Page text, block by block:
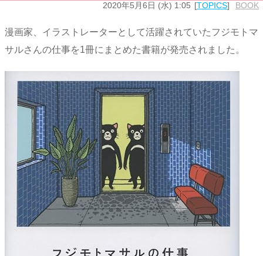
2020年5月6日 (水) 1:05 TOPICS BOOK
漫画家、イラストレーターとして活躍されていたフジモトマ
サルさんの仕事を1冊にまとめた書籍が発売されました。